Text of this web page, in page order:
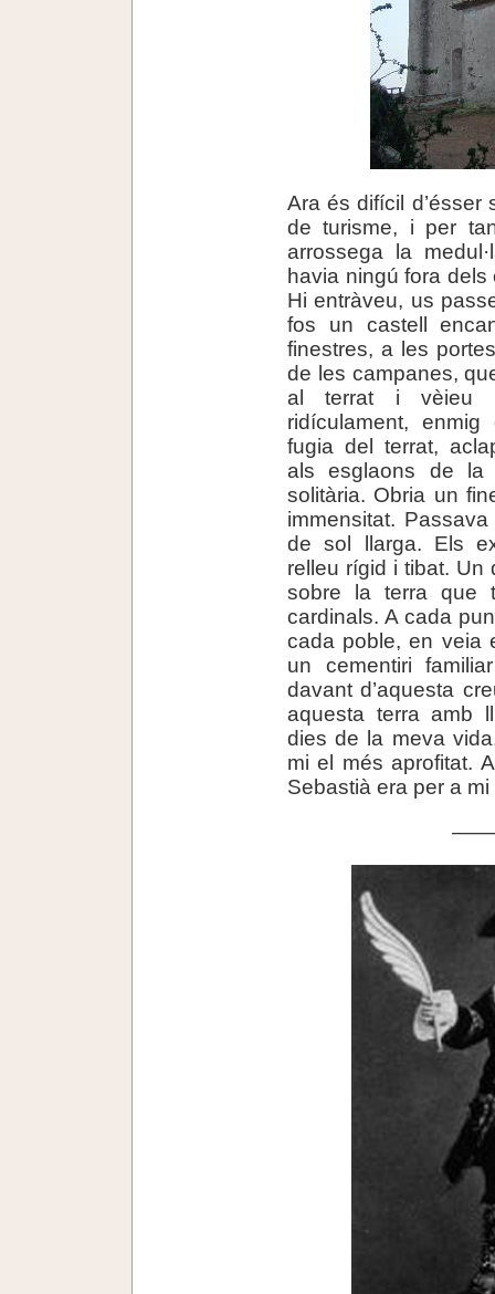
Ara és difícil
de turisme, i per
arrossega la
havia ningú fora
Hi entràveu, us
fos un castell
finestres, a les
de les campanes,
al terrat i vèieu
ridículament,
fugia del terrat,
als esglaons de la
solitària. Obria un
immensitat.
de sol llarga. Els
relleu rígid i tibat. Un
sobre la terra que
cardinals. A cada
cada poble, en veia
un cementiri
davant d’aquesta
aquesta terra amb
dies de la meva
mi el més aprofitat.
Sebastià era per a mi